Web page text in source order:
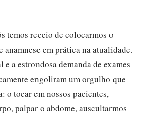
temos receio de colocarmos o
anamnese em prática na atualidade.
a estrondosa demanda de exames
engoliram um orgulho que
o tocar em nossos pacientes,
palpar o abdome, auscultarmos